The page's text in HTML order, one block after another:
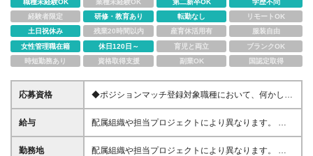
職種未経験OK 業種未経験OK 第二新卒OK
学歴不問
経験者限定
研修・教育あり 転勤なし
リモートOK
土日祝休み
残業20時間以内 産育休活用有
服装自由
女性管理職在籍
休日120日～ 育児と両立
ブランクOK
時短勤務あり
資格取得支援 副業OK 国認定取得
応募資格
◆ポジションマッチ登録対象職種において、何かしら
の知識・経験を有する方 ◆学歴不問
給与
配属組織や担当プロジェクトにより異なります。 想
定年収：330万円～1000万円 ※ご経験やスキルに応じ
て決定します。 ※月給275,000円～833,334円 基本
勤務地
配属組織や担当プロジェクトにより異なります。 ◆